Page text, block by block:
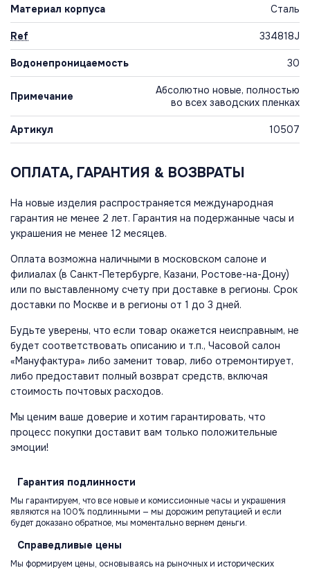
Материал корпуса Сталь
Ref 334818J
Водонепроницаемость 30
Примечание
Абсолютно новые, полностью
во всех заводских пленках
Артикул 10507
ОПЛАТА, ГАРАНТИЯ & ВОЗВРАТЫ
На новые изделия распространяется международная
гарантия не менее 2 лет. Гарантия на подержанные часы и
украшения не менее 12 месяцев.
Оплата возможна наличными в московском салоне и
филиалах (в Санкт-Петербурге, Казани, Ростове-на-Дону)
или по выставленному счету при доставке в регионы. Срок
доставки по Москве и в регионы от 1 до 3 дней.
Будьте уверены, что если товар окажется неисправным, не
будет соответствовать описанию и т.п., Часовой салон
«Мануфактура» либо заменит товар, либо отремонтирует,
либо предоставит полный возврат средств, включая
стоимость почтовых расходов.
Мы ценим ваше доверие и хотим гарантировать, что
процесс покупки доставит вам только положительные
эмоции!
Гарантия подлинности
Мы гарантируем, что все новые и комиссионные часы и украшения
являются на 100% подлинными — мы дорожим репутацией и если
будет доказано обратное, мы моментально вернем деньги.
Справедливые цены
Мы формируем цены, основываясь на рыночных и исторических